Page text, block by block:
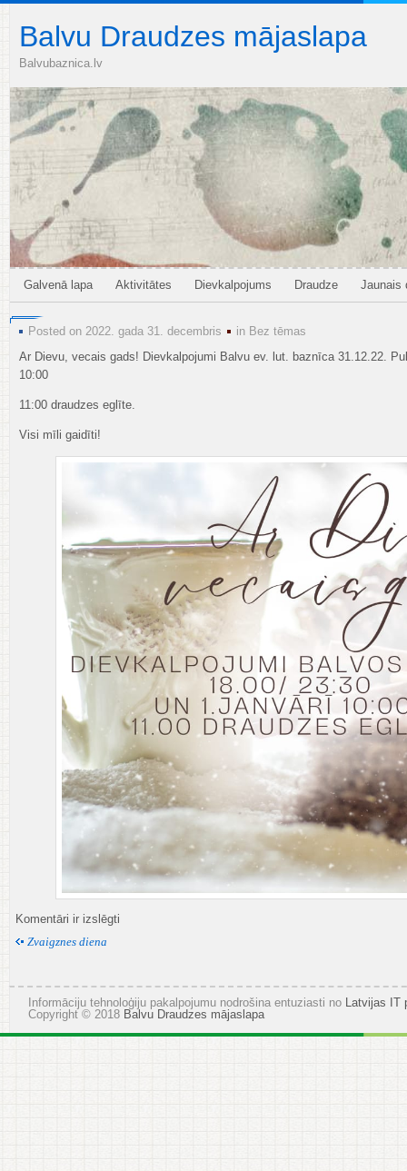
Balvu Draudzes mājaslapa
Balvubaznica.lv
Galvenā lapa Aktivitātes Dievkalpojums Draudze Jaunais
Posted on 2022. gada 31. decembris in Bez tēmas
Ar Dievu, vecais gads! Dievkalpojumi Balvu ev. lut. baznīca 31.12.22.
10:00
11:00 draudzes eglīte.
Visi mīli gaidīti!
Komentāri ir izslēgti
Zvaigznes diena
Informāciju tehnoloģiju pakalpojumu nodrošina entuziasti no Latvijas IT
Copyright © 2018 Balvu Draudzes mājaslapa